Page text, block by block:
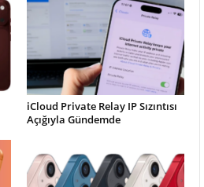
iCloud Private Relay IP Sızıntısı
Açığıyla Gündemde